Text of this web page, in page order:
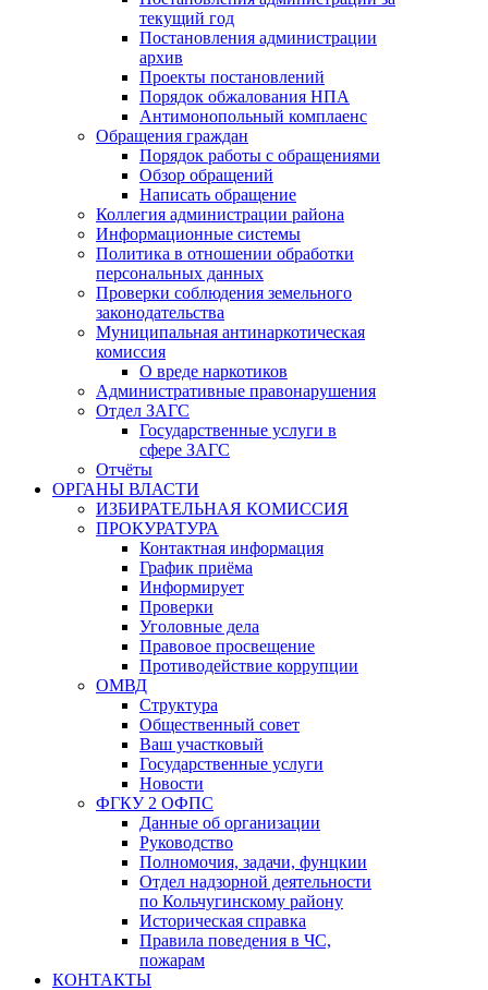
текущий год
Постановления администрации
архив
Проекты постановлений
Порядок обжалования НПА
Антимонопольный комплаенс
Обращения граждан
Порядок работы с обращениями
Обзор обращений
Написать обращение
Коллегия администрации района
Информационные системы
Политика в отношении обработки
персональных данных
Проверки соблюдения земельного
законодательства
Муниципальная антинаркотическая
комиссия
О вреде наркотиков
Административные правонарушения
Отдел ЗАГС
Государственные услуги в
сфере ЗАГС
Отчёты
ОРГАНЫ ВЛАСТИ
ИЗБИРАТЕЛЬНАЯ КОМИССИЯ
ПРОКУРАТУРА
Контактная информация
График приёма
Информирует
Проверки
Уголовные дела
Правовое просвещение
Противодействие коррупции
ОМВД
Структура
Общественный совет
Ваш участковый
Государственные услуги
Новости
ФГКУ 2 ОФПС
Данные об организации
Руководство
Полномочия, задачи, фунцкии
Отдел надзорной деятельности
по Кольчугинскому району
Историческая справка
Правила поведения в ЧС,
пожарам
КОНТАКТЫ